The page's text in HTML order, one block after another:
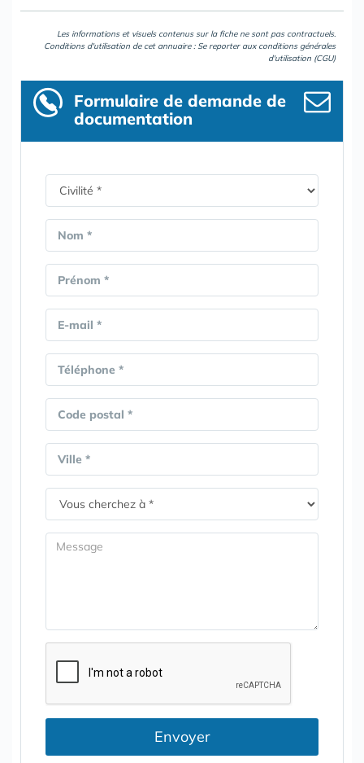
Les informations et visuels contenus sur la fiche ne sont pas contractuels.
Conditions d'utilisation de cet annuaire : Se reporter aux conditions générales
d'utilisation (CGU)
Formulaire de demande de
documentation
Nom *
Prénom *
E-mail *
Téléphone *
Code postal *
Ville *
Envoyer